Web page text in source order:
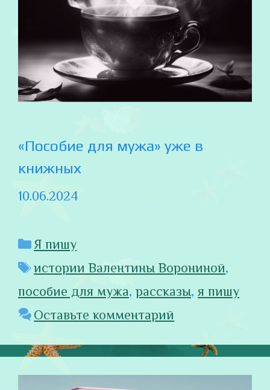
«Пособие для мужа» уже в
книжных
10.06.2024
Рубрики
Я пишу
Метки
истории Валентины Ворониной,
пособие для мужа, рассказы, я пишу
Оставьте комментарий